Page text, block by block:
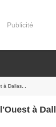
Publicité
Dallas...
à